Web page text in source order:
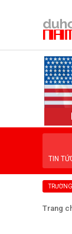
TIN
Trang
LIÊN